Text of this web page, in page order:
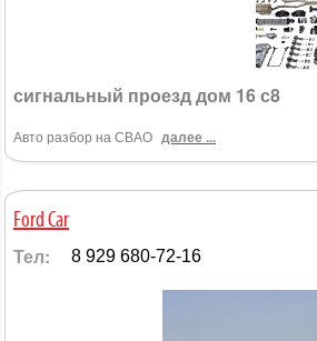
сигнальный проезд дом 16 с8
Авто разбор на СВАО далее ...
Ford Car
Тел: 8 929 680-72-16